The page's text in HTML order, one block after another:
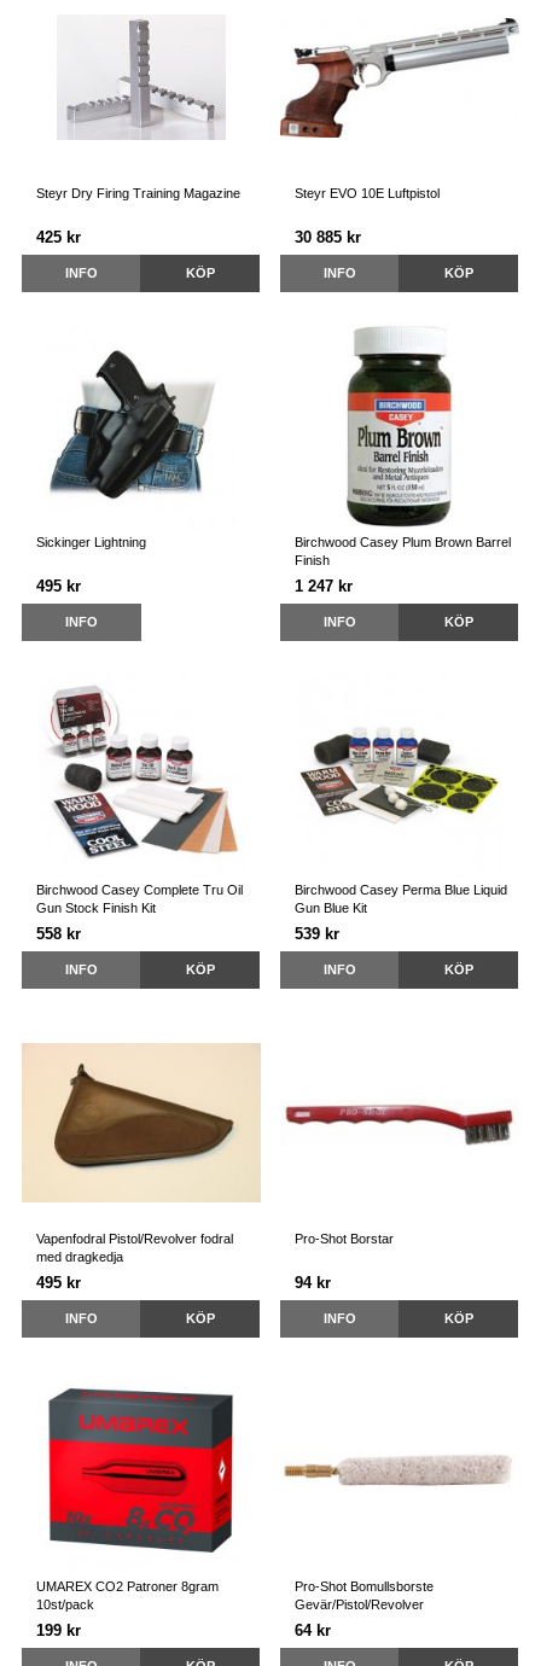
Steyr Dry Firing Training Magazine
425 kr
INFO KÖP
Steyr EVO 10E Luftpistol
30 885 kr
INFO KÖP
Sickinger Lightning
495 kr
INFO
Birchwood Casey Plum Brown Barrel
Finish
1 247 kr
INFO KÖP
Birchwood Casey Complete Tru Oil
Gun Stock Finish Kit
558 kr
INFO KÖP
Birchwood Casey Perma Blue Liquid
Gun Blue Kit
539 kr
INFO KÖP
Vapenfodral Pistol/Revolver fodral
med dragkedja
495 kr
INFO KÖP
Pro-Shot Borstar
94 kr
INFO KÖP
UMAREX CO2 Patroner 8gram
10st/pack
199 kr
Pro-Shot Bomullsborste
Gevär/Pistol/Revolver
64 kr